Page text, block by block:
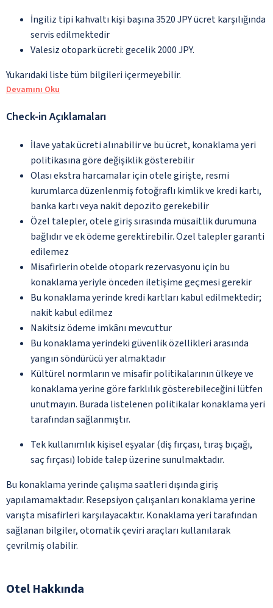
İngiliz tipi kahvaltı kişi başına 3520 JPY ücret karşılığında
servis edilmektedir
Valesiz otopark ücreti: gecelik 2000 JPY.
Yukarıdaki liste tüm bilgileri içermeyebilir.
Devamını Oku
Check-in Açıklamaları
İlave yatak ücreti alınabilir ve bu ücret, konaklama yeri
politikasına göre değişiklik gösterebilir
Olası ekstra harcamalar için otele girişte, resmi
kurumlarca düzenlenmiş fotoğraflı kimlik ve kredi kartı,
banka kartı veya nakit depozito gerekebilir
Özel talepler, otele giriş sırasında müsaitlik durumuna
bağlıdır ve ek ödeme gerektirebilir. Özel talepler garanti
edilemez
Misafirlerin otelde otopark rezervasyonu için bu
konaklama yeriyle önceden iletişime geçmesi gerekir
Bu konaklama yerinde kredi kartları kabul edilmektedir;
nakit kabul edilmez
Nakitsiz ödeme imkânı mevcuttur
Bu konaklama yerindeki güvenlik özellikleri arasında
yangın söndürücü yer almaktadır
Kültürel normların ve misafir politikalarının ülkeye ve
konaklama yerine göre farklılık gösterebileceğini lütfen
unutmayın. Burada listelenen politikalar konaklama yeri
tarafından sağlanmıştır.
Tek kullanımlık kişisel eşyalar (diş fırçası, tıraş bıçağı,
saç fırçası) lobide talep üzerine sunulmaktadır.
Bu konaklama yerinde çalışma saatleri dışında giriş
yapılamamaktadır. Resepsiyon çalışanları konaklama yerine
varışta misafirleri karşılayacaktır. Konaklama yeri tarafından
sağlanan bilgiler, otomatik çeviri araçları kullanılarak
çevrilmiş olabilir.
Otel Hakkında